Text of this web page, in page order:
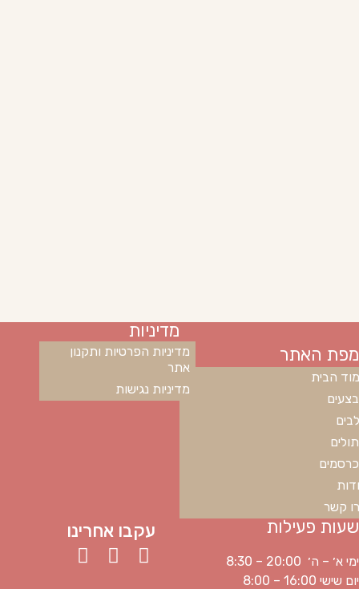
מפת האתר
הבית
קשר
מדיניות
מדיניות הפרטיות ותקנון
אתר
מדיניות נגישות
שעות פעילות
ימי א׳ – ה׳ 20:00 – 8:30
יום שישי 16:00 – 8:00
עקבו אחרינו